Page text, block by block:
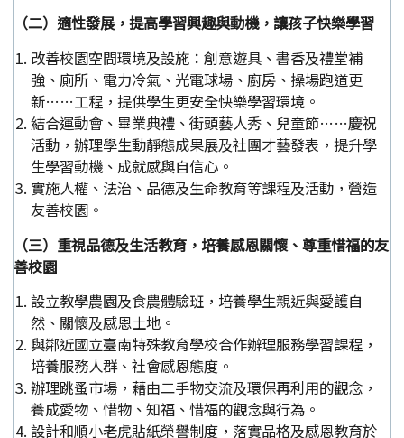
（二）適性發展，提高學習興趣與動機，讓孩子快樂學習
改善校園空間環境及設施：創意遊具、書香及禮堂補
強、廁所、電力冷氣、光電球場、廚房、操場跑道更
新……工程，提供學生更安全快樂學習環境。
結合運動會、畢業典禮、街頭藝人秀、兒童節……慶祝
活動，辦理學生動靜態成果展及社團才藝發表，提升學
生學習動機、成就感與自信心。
實施人權、法治、品德及生命教育等課程及活動，營造
友善校園。
（三）重視品德及生活教育，培養感恩關懷、尊重惜福的友
善校園
設立教學農園及食農體驗班，培養學生親近與愛護自
然、關懷及感恩土地。
與鄰近國立臺南特殊教育學校合作辦理服務學習課程，
培養服務人群、社會感恩態度。
辦理跳蚤市場，藉由二手物交流及環保再利用的觀念，
養成愛物、惜物、知福、惜福的觀念與行為。
設計和順小老虎貼紙榮譽制度，落實品格及感恩教育於